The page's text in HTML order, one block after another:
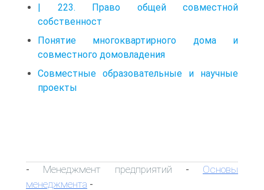
| 223. Право общей совместной
собственност
Понятие многоквартирного дома и
совместного домовладения
Совместные образовательные и научные
проекты
- Менеджмент предприятий - Основы
менеджмента -